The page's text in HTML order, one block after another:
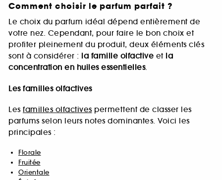
Comment choisir le parfum parfait ?
Le choix du parfum idéal dépend entièrement de
votre nez. Cependant, pour faire le bon choix et
profiter pleinement du produit, deux éléments clés
sont à considérer : la famille olfactive et la
concentration en huiles essentielles.
Les familles olfactives
Les familles olfactives permettent de classer les
parfums selon leurs notes dominantes. Voici les
principales :
Florale
Fruitée
Orientale